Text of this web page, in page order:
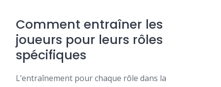
Comment entraîner les
joueurs pour leurs rôles
spécifiques
L’entraînement pour chaque rôle dans la